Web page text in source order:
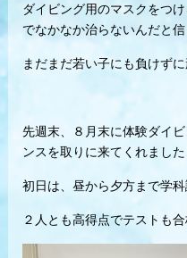
ダイビング用のマスクをつ
でなかなか治らないんだと
まだまだ若い子にも負けず
先週末、８月末に体験ダイ
ンスを取りに来てくれました
初日は、昼から夕方まで学
２人とも高得点でテストも合